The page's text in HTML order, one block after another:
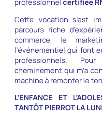
professionnelcertifiée
Cette vocation s’est
parcours riche
commerce, le
l’événementiel qui font
professionnels. Pour
cheminement qui m’a
machine à remonter le
L’ENFANCE ET
TANTÔT PIERROT LA